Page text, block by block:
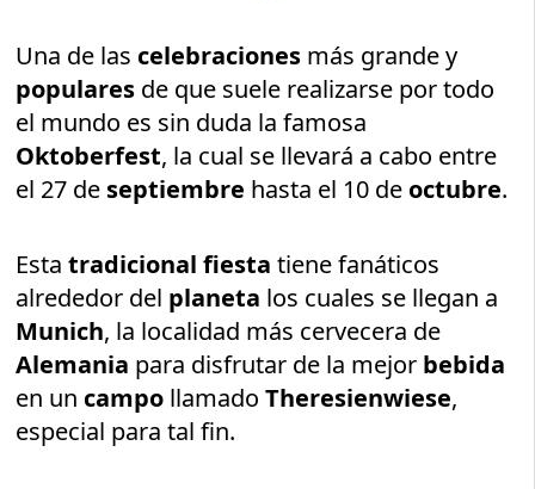
Una de las celebraciones más grande y
populares de que suele realizarse por todo
el mundo es sin duda la famosa
Oktoberfest, la cual se llevará a cabo entre
el 27 de septiembre hasta el 10 de octubre.
Estatradicional fiestatiene fanáticos
alrededor del planeta los cuales se llegan a
Munich, la localidad más cervecera de
Alemania para disfrutar de la mejor bebida
en un campo llamadoTheresienwiese,
especial para tal fin.